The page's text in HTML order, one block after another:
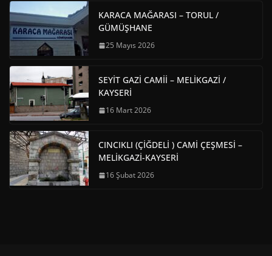
KARACA MAĞARASI – TORUL /
GÜMÜŞHANE
25 Mayıs 2026
SEYİT GAZİ CAMİİ – MELİKGAZİ /
KAYSERİ
16 Mart 2026
CINCIKLI (ÇİĞDELİ ) CAMİ ÇEŞMESİ –
MELİKGAZİ-KAYSERİ
16 Şubat 2026